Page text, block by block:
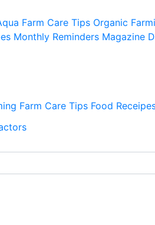
Farm Care Tips Organic
Monthly Reminders Magazine
Farm Care Tips Food